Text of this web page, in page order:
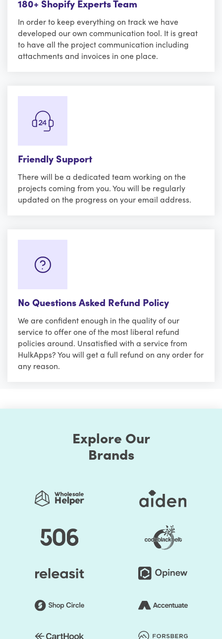
180+ Shopify Experts Team
In order to keep everything on track we have
developed our own communication tool. It is great
to have all the project communication including
attachments and invoices in one place.
Friendly Support
There will be a dedicated team working on the
projects coming from you. You will be regularly
updated on the progress on your email address.
No Questions Asked Refund Policy
We are confident enough in the quality of our
service to offer one of the most liberal refund
policies around. Unsatisfied with a service from
HulkApps? You will get a full refund on any order for
any reason.
Explore Our
Brands